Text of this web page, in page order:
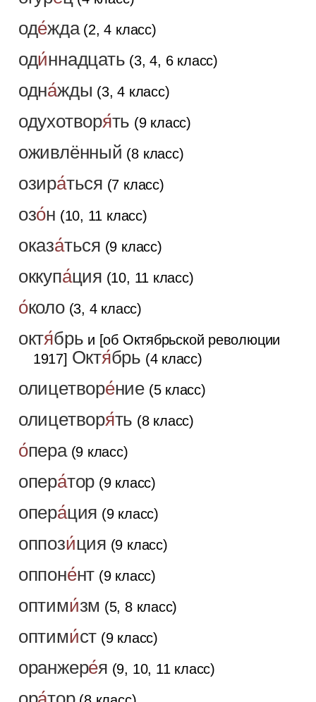
оде́жда(2, 4 класс)
оди́ннадцать (3, 4, 6 класс)
одна́жды (3, 4 класс)
одухотворя́ть (9 класс)
оживлённый (8 класс)
озира́ться (7 класс)
озо́н (10, 11 класс)
оказа́ться (9 класс)
оккупа́ция (10, 11 класс)
о́коло(3, 4 класс)
октя́брь и [об Октябрьской революции
1917] Октя́брь (4 класс)
олицетворе́ние (5 класс)
олицетворя́ть (8 класс)
о́пера(9 класс)
опера́тор (9 класс)
опера́ция (9 класс)
оппози́ция (9 класс)
оппоне́нт (9 класс)
оптими́зм (5, 8 класс)
оптими́ст (9 класс)
оранжере́я (9, 10, 11 класс)